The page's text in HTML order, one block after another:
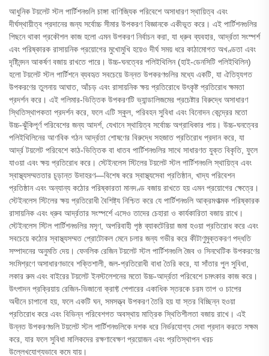
আধুনিক টয়লেট স্টল পার্টিশনগুলি চাঙ্গা বাণিজ্যিক পরিবেশে অসাধারণ স্থায়িত্ব এবং
দীর্ঘস্থায়ীত্ব প্রদানের জন্য সর্বোচ্চ সীমার উপকরণ বিজ্ঞানকে একীভূত করে। এই পার্টিশনগুলির
পিছনে থাকা প্রকৌশল কাজ হলো এমন উপকরণ নির্বাচন করা, যা ধ্রুব ব্যবহার, আর্দ্রতা সংস্পর্শ
এবং পরিষ্কারক রাসায়নিক প্রয়োগের মুখোমুখি হয়েও দীর্ঘ সময় ধরে কাঠামোগত অখণ্ডতা এবং
দৃষ্টিনন্দন আকর্ষণ বজায় রাখতে পারে। উচ্চ-ঘনত্বের পলিইথিলিন (হাই-ডেনসিটি পলিইথিলিন)
হলো টয়লেট স্টল পার্টিশনে ব্যবহৃত সবচেয়ে উন্নত উপকরণগুলির মধ্যে একটি, যা ঐতিহ্যগত
উপকরণের তুলনায় আঘাত, আঁচড় এবং রাসায়নিক ক্ষয় প্রতিরোধে উৎকৃষ্ট প্রতিরোধ ক্ষমতা
প্রদর্শন করে। এই পলিমার-ভিত্তিক উপকরণটি ভ্যান্ডালিজমের প্রচেষ্টার বিরুদ্ধে অসাধারণ
স্থিতিস্থাপকতা প্রদর্শন করে, ফলে এটি স্কুল, পরিবহন সুবিধা এবং বিনোদন কেন্দ্রের মতো
উচ্চ-ঝুঁকিপূর্ণ পরিবেশের জন্য আদর্শ, যেখানে স্থায়িত্ব সর্বোচ্চ অগ্রাধিকার পায়। উচ্চ-ঘনত্বের
পলিইথিলিনের আণবিক গঠন আর্দ্রতা শোষণের বিরুদ্ধে সহজাত প্রতিরোধ প্রদান করে, যা
আর্দ্র টয়লেট পরিবেশে কাঠ-ভিত্তিক বা ধাতব পার্টিশনগুলির সাথে সাধারণত যুক্ত বিকৃতি, ফুলে
যাওয়া এবং ক্ষয় প্রতিরোধ করে। স্টেইনলেস স্টিলের টয়লেট স্টল পার্টিশনগুলি স্থায়িত্ব এবং
স্বাস্থ্যসম্মততার চূড়ান্ত উদাহরণ—বিশেষ করে স্বাস্থ্যসেবা প্রতিষ্ঠান, খাদ্য পরিবেশন
প্রতিষ্ঠান এবং অন্যান্য কঠোর পরিষ্কারতা মানদণ্ড বজায় রাখতে হয় এমন প্রয়োগের ক্ষেত্রে।
স্টেইনলেস স্টিলের ক্ষয় প্রতিরোধী বৈশিষ্ট্য নিশ্চিত করে যে পার্টিশনগুলি আক্রমণাত্মক পরিষ্কারক
রাসায়নিক এবং ধ্রুব আর্দ্রতার সংস্পর্শে এসেও তাদের চেহারা ও কার্যকারিতা বজায় রাখে।
স্টেইনলেস স্টিল পার্টিশনগুলির মসৃণ, অপরিবাহী পৃষ্ঠ ব্যাকটেরিয়া জমা হওয়া প্রতিরোধ করে এবং
সবচেয়ে কঠোর স্বাস্থ্যসম্মত প্রোটোকল মেনে চলার জন্য গভীর করে কীটাণুমুক্তকরণ পদ্ধতি
সম্পাদনের অনুমতি দেয়। ফেনলিক রেজিন টয়লেট স্টল পার্টিশনগুলি জৈব ও সিনথেটিক উপকরণের
সংমিশ্রণে অসাধারণভাবে শক্তিশালী, জল-প্রতিরোধী বাধা তৈরি করে, যা সাঁতার পুল সুবিধা,
লকার রুম এবং বাইরের টয়লেট ইনস্টলেশনের মতো উচ্চ-আর্দ্রতা পরিবেশে চমৎকার কাজ করে।
উৎপাদন প্রক্রিয়ায় রেজিন-ভিজানো ক্রাফ্ট পেপারের একাধিক স্তরকে চরম তাপ ও চাপের
অধীনে চাপানো হয়, ফলে একটি ঘন, সমসত্ত্ব উপকরণ তৈরি হয় যা স্তর বিচ্ছিন্ন হওয়া
প্রতিরোধ করে এবং বিভিন্ন পরিবেশগত অবস্থায় মাত্রিক স্থিতিশীলতা বজায় রাখে। এই
উন্নত উপকরণগুলি টয়লেট স্টল পার্টিশনগুলিকে দশক ধরে নির্ভরযোগ্য সেবা প্রদান করতে সক্ষম
করে, যার ফলে সুবিধা মালিকদের রক্ষণাবেক্ষণ প্রয়োজন এবং প্রতিস্থাপন খরচ
উল্লেখযোগ্যভাবে কমে যায়।